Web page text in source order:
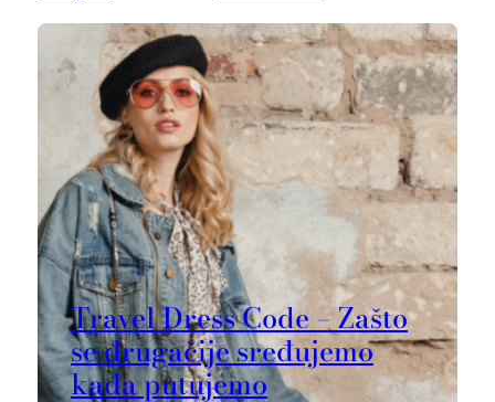
Travel Dress Code – Zašto
se drugačije sređujemo
kada putujemo